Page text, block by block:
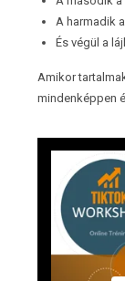
A harmadik
És végül a
Amikor
mindenképpen